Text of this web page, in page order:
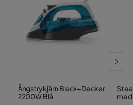
Ångstrykjärn Black+Decker
2200W Blå